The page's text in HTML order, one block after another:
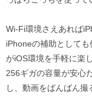
Wi-Fi環境さえあれば
iPhoneの補助として
がiOS環境を手軽に楽
256ギガの容量が安心
し、動画をばんばん